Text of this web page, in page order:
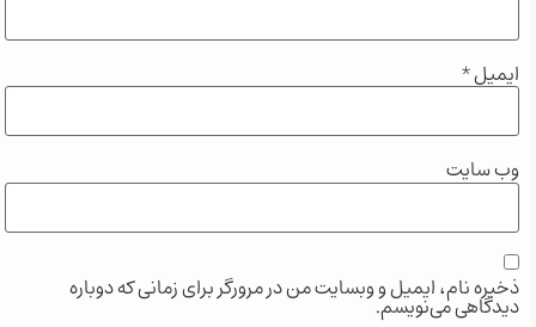
ایمیل*
وب‌ سایت
ذخیره نام، ایمیل و وبسایت من در مرورگر برای زمانی که دوباره
دیدگاهی می‌نویسم.